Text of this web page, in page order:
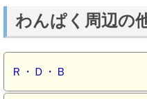
わんぱく周辺の
Ｒ・Ｄ・Ｂ